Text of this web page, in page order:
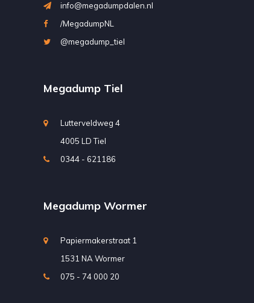
info@megadumpdalen.nl
/MegadumpNL
@megadump_tiel
Megadump Tiel
Lutterveldweg 4
4005 LD Tiel
0344 - 621186
Megadump Wormer
Papiermakerstraat 1
1531 NA Wormer
075 - 74 000 20